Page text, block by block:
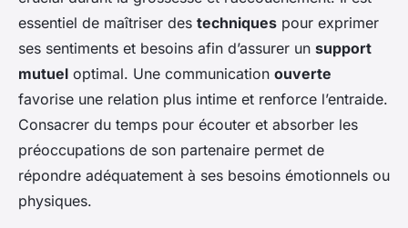
essentiel de maîtriser des techniques pour exprimer
ses sentiments et besoins afin d’assurer un support
mutuel optimal. Une communication ouverte
favorise une relation plus intime et renforce l’entraide.
Consacrer du temps pour écouter et absorber les
préoccupations de son partenaire permet de
répondre adéquatement à ses besoins émotionnels ou
physiques.